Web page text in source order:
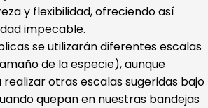
y flexibilidad, ofreciendo así
impecable.
se utilizarán diferentes escalas
de la especie), aunque
otras escalas sugeridas bajo
quepan en nuestras bandejas